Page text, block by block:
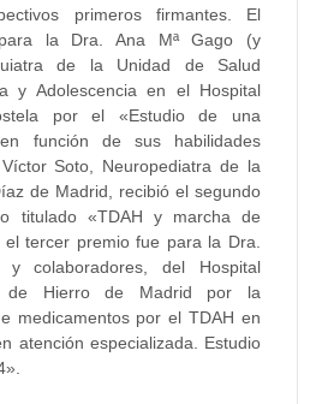
primeros firmantes. El
la Dra. Ana Mª Gago (y
de la Unidad de Salud
y Adolescencia en el Hospital
por el «Estudio de una
función de sus habilidades
Soto, Neuropediatra de la
de Madrid, recibió el segundo
titulado «TDAH y marcha de
tercer premio fue para la Dra.
y colaboradores, del Hospital
de Hierro de Madrid por la
medicamentos por el TDAH en
atención especializada. Estudio